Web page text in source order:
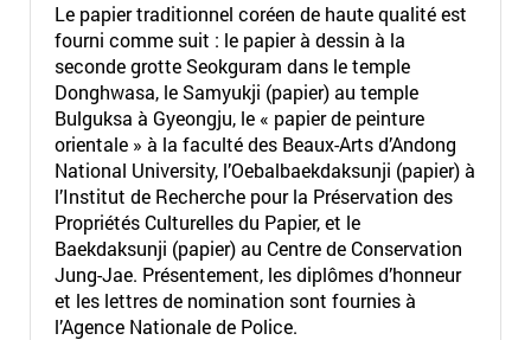
Le papier traditionnel coréen de haute qualité est
fourni comme suit : le papier à dessin à la
seconde grotte Seokguram dans le temple
Donghwasa, le Samyukji (papier) au temple
Bulguksa à Gyeongju, le « papier de peinture
orientale » à la faculté des Beaux-Arts d’Andong
National University, l’Oebalbaekdaksunji (papier) à
l’Institut de Recherche pour la Préservation des
Propriétés Culturelles du Papier, et le
Baekdaksunji (papier) au Centre de Conservation
Jung-Jae. Présentement, les diplômes d’honneur
et les lettres de nomination sont fournies à
l’Agence Nationale de Police.